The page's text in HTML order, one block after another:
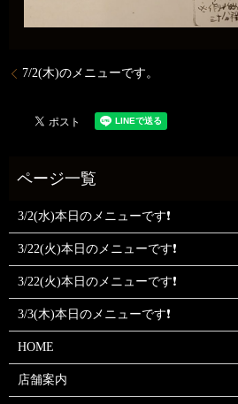
7/2(木)のメニューです。
3/2(水)本日のメニューです❗
3/22(火)本日のメニューです❗
3/22(火)本日のメニューです❗
3/3(木)本日のメニューです❗
HOME
店舗案内